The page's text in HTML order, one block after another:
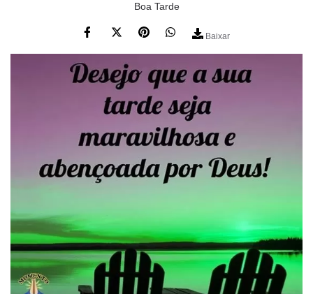
Boa Tarde
Baixar